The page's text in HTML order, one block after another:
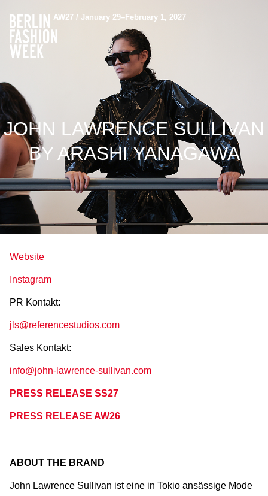
AW27 / January 29–February 1, 2027
JOHN LAWRENCE SULLIVAN
BY ARASHI YANAGAWA
Website
Instagram
PR Kontakt:
jls@referencestudios.com
Sales Kontakt:
info@john-lawrence-sullivan.com
PRESS RELEASE SS27
PRESS RELEASE AW26
ABOUT THE BRAND
John Lawrence Sullivan ist eine in Tokio ansässige Mode